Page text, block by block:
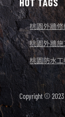
桃園外牆修
桃園外牆
桃園防水
Copyright ©